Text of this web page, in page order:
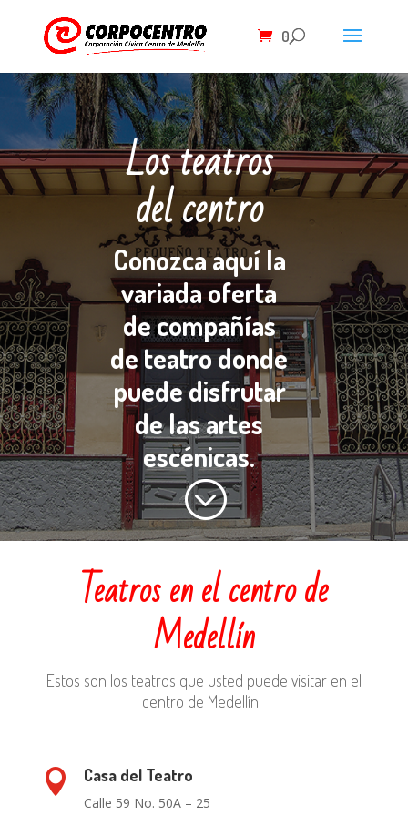
0
Los teatros
del centro
Conozca aquí la
variada oferta
de compañías
de teatro donde
puede disfrutar
de las artes
escénicas.
;
Teatros en el centro de
Medellín
Estos son los teatros que usted puede visitar en el
centro de Medellín.
 Casa del Teatro
Calle 59 No. 50A – 25